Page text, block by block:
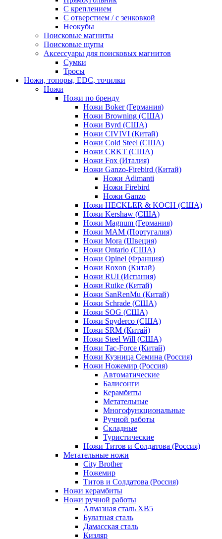
С креплением
С отверстием / с зенковкой
Неокубы
Поисковые магниты
Поисковые щупы
Аксессуары для поисковых магнитов
Сумки
Тросы
Ножи, топоры, EDC, точилки
Ножи
Ножи по бренду
Ножи Boker (Германия)
Ножи Browning (США)
Ножи Byrd (США)
Ножи CIVIVI (Китай)
Ножи Cold Steel (США)
Ножи CRKT (США)
Ножи Fox (Италия)
Ножи Ganzo-Firebird (Китай)
Ножи Adimanti
Ножи Firebird
Ножи Ganzo
Ножи HECKLER & KOCH (США)
Ножи Kershaw (США)
Ножи Magnum (Германия)
Ножи MAM (Португалия)
Ножи Mora (Швеция)
Ножи Ontario (США)
Ножи Opinel (Франция)
Ножи Roxon (Китай)
Ножи RUI (Испания)
Ножи Ruike (Китай)
Ножи SanRenMu (Китай)
Ножи Schrade (США)
Ножи SOG (США)
Ножи Spyderco (США)
Ножи SRM (Китай)
Ножи Steel Will (США)
Ножи Tac-Force (Китай)
Ножи Кузница Семина (Россия)
Ножи Ножемир (Россия)
Автоматические
Балисонги
Керамбиты
Метательные
Многофункциональные
Ручной работы
Складные
Туристические
Ножи Титов и Солдатова (Россия)
Метательные ножи
City Brother
Ножемир
Титов и Солдатова (Россия)
Ножи керамбиты
Ножи ручной работы
Алмазная сталь ХВ5
Булатная сталь
Дамасская сталь
Кизляр